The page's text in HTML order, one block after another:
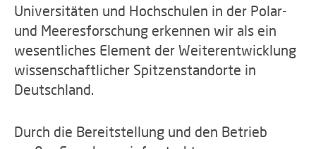
Universitäten und Hochschulen in der Polar-
und Meeresforschung erkennen wir als ein
wesentliches Element der Weiterentwicklung
wissenschaftlicher Spitzenstandorte in
Deutschland.
Durch die Bereitstellung und den Betrieb